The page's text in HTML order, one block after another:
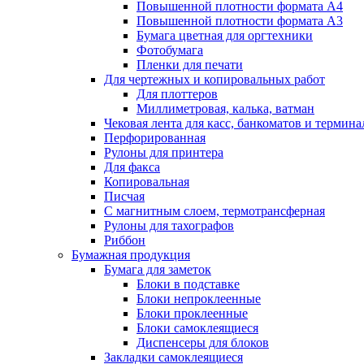
Повышенной плотности формата А4
Повышенной плотности формата А3
Бумага цветная для оргтехники
Фотобумага
Пленки для печати
Для чертежных и копировальных работ
Для плоттеров
Миллиметровая, калька, ватман
Чековая лента для касс, банкоматов и
Перфорированная
Рулоны для принтера
Для факса
Копировальная
Писчая
С магнитным слоем, термотрансферная
Рулоны для тахографов
Риббон
Бумажная продукция
Бумага для заметок
Блоки в подставке
Блоки непроклеенные
Блоки проклеенные
Блоки самоклеящиеся
Диспенсеры для блоков
Закладки самоклеящиеся